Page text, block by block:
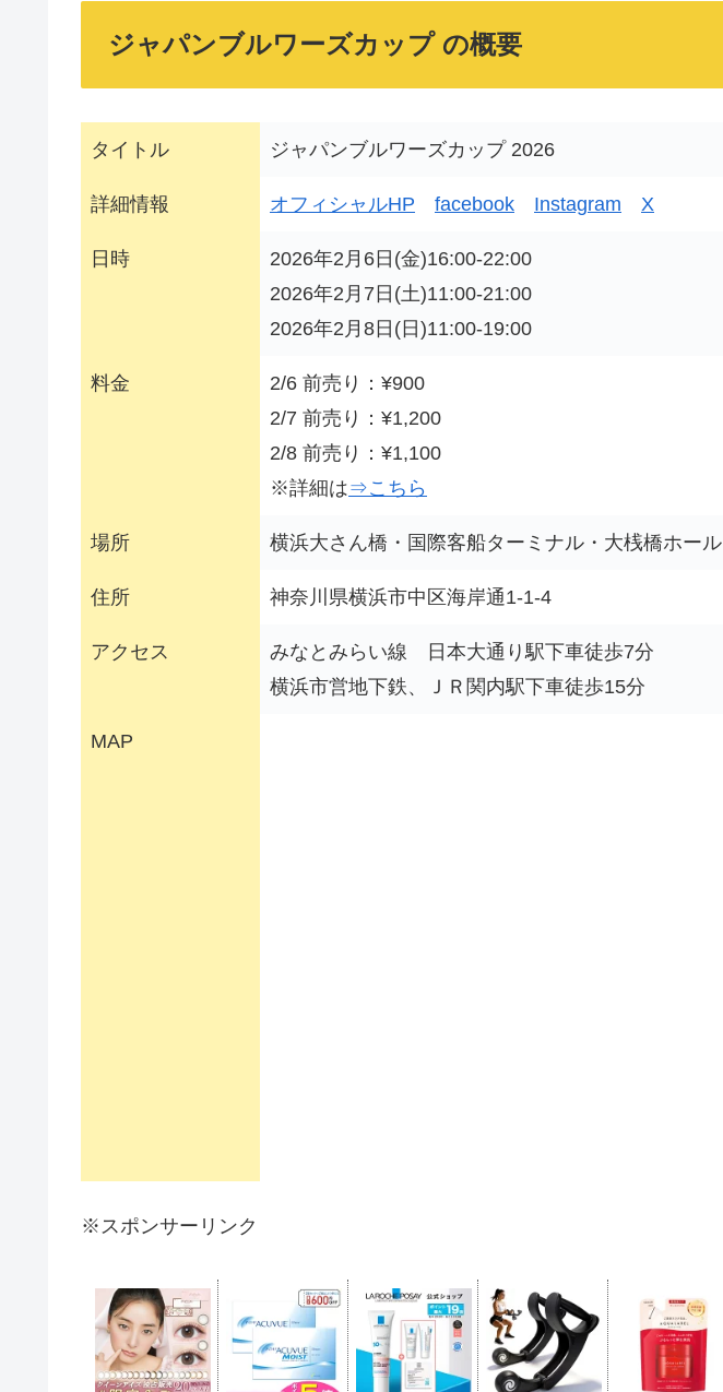
ジャパンブルワーズカップ の概要
タイトル ジャパンブルワーズカップ 2026
詳細情報 オフィシャルHP facebook Instagram X
日時
2026年2月6日(金)16:00-22:00
2026年2月7日(土)11:00-21:00
2026年2月8日(日)11:00-19:00
料金
2/6 前売り：¥900
2/7 前売り：¥1,200
2/8 前売り：¥1,100
※詳細は⇒こちら
場所 横浜大さん橋・国際客船ターミナル・大桟橋ホール
住所 神奈川県横浜市中区海岸通1-1-4
アクセス
みなとみらい線 日本大通り駅下車徒歩7分
横浜市営地下鉄、ＪＲ関内駅下車徒歩15分
MAP
※スポンサーリンク